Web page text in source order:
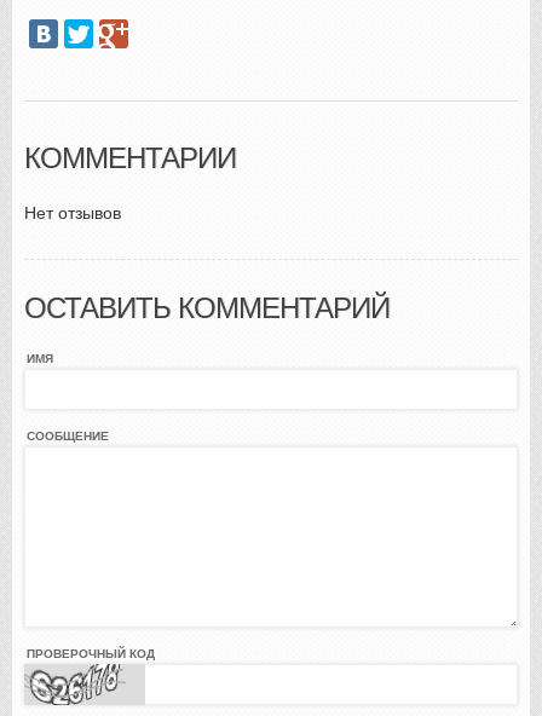
КОММЕНТАРИИ
Нет отзывов
ОСТАВИТЬ КОММЕНТАРИЙ
ИМЯ
СООБЩЕНИЕ
ПРОВЕРОЧНЫЙ КОД